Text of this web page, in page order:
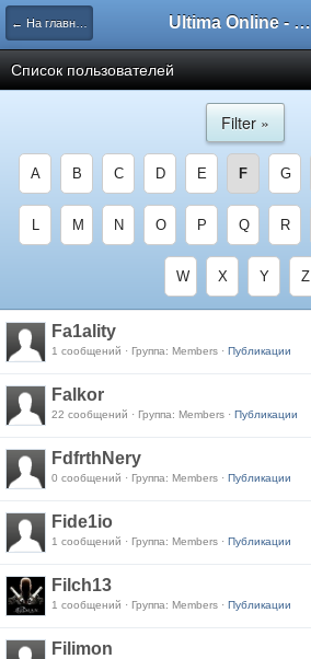
← На главную Ultima Online - Форум Русского сообщества игры
Список пользователей
Filter »
A B C D E F G
L M N O P Q R
W X Y Z
Fa1ality
1 сообщений · Группа: Members · Публикации
Falkor
22 сообщений · Группа: Members · Публикации
FdfrthNery
0 сообщений · Группа: Members · Публикации
Fide1io
1 сообщений · Группа: Members · Публикации
Filch13
1 сообщений · Группа: Members · Публикации
Filimon